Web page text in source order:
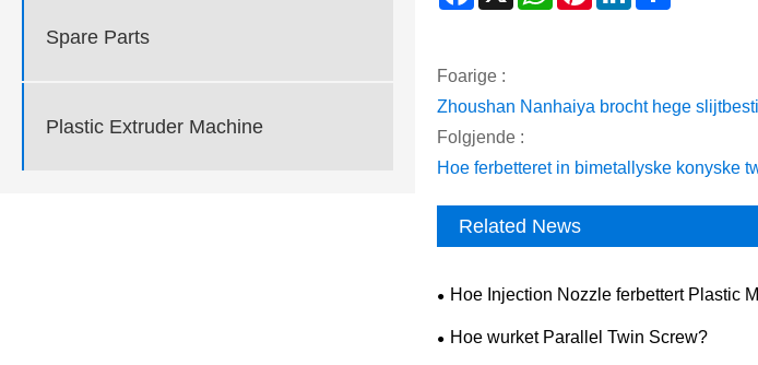
Spare Parts
Plastic Extruder Machine
Foarige :
Zhoushan Nanhaiya brocht hege
Folgjende :
Hoe ferbetteret in bimetallyske konyske
Related News
Hoe Injection Nozzle ferbettert Plastic
Hoe wurket Parallel Twin Screw?